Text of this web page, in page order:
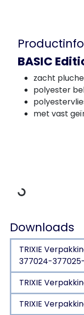
BASIC
zacht
polyester
met vast
Downloads
TRIXIE
377024-
TRIXIE
TRIXIE